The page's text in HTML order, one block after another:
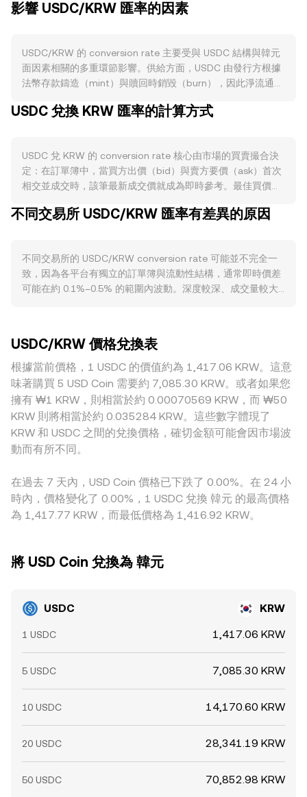
影響 USDC/KRW 匯率的因素
USDC/KRW 的 conversion rate 主要受與 USDC 結構與韓元
面因素相關的多重環節影響。供給方面，USDC 由發行方根據
法幣存款鑄造（mint）與贖回時銷毀（burn），因此淨流通量
制，但在鏈上被鎖定於借貸池、流動性池或支付應用時，流通
使用強度；在風險偏好上升、現貨與合約保證金需求增加時，
USDC 作為結算與避險單位的使用可能擴大，推動 USDC 的買
需抬升其相對 KRW 的定價。同時，整體加密市場與比特幣走
時，USDC 的交易與保證金需求常同步放大；在宏觀層面，美
USDC/KRW。監管事件方面，與 USDC 儲備披露、托管銀行
變動、發行合規框架、以及韓國境內法幣入出金與穩定幣使用
規範相關的政策更新，均可能對鑄造與贖回流速、場內溢折價
BTC、ETH）期權到期時的資金再配置，可能引發 USDC 的集
中申購或贖回；而鏈上與場外的巨額錢包（whales）進行大規
模鑄造或贖回，會在短時間內對 USDC/KRW 的報價產生可觀
的供需衝擊。
USDC 兌換 KRW 匯率的計算方式
USDC 兌 KRW 的 conversion rate 核心由市場的買賣撮合決
定：在訂單簿中，當買方出價（bid）與賣方要價（ask）首次
相交並成交時，該筆最新成交價就成為即時參考。最佳買價與
price）常作為瞬時參考水準。若觀察多個平台，聚合商會計算
換算上，若 conversion rate 為 R，則 KRW Value = USDC
Amount × R，而 USDC Amount = KRW Value / R。除了中心
化訂單簿之外，USDC 在去中心化交易所也有顯著流動性，這
price = y/x；當有人以 USDC 兌出 KRW 對應資產（或與之掛
鉤的標的）時，池子儲備比發生變化，從而推動價格滑動。綜
合而言，單一平台由最後成交與訂單簿深度決定即時價格，跨
平台則由 VWAP 這類指標提供更廣泛的參考，最終反映到
USDC/KRW 的 conversion rate。
不同交易所 USDC/KRW 匯率有差異的原因
不同交易所的 USDC/KRW conversion rate 可能並不完全一
致，因為各平台有獨立的訂單簿與流動性結構，通常即時價差
可能在約 0.1%–0.5% 的範圍內波動。深度較深、成交量較大
或是特定時段韓國市場的需求偏強，可能使得以 KRW 計價的
USDC 產生地區性差異。此外，許多平台的報價鏈路會經由
USDT，例如以 USDC/USDT 與 USDT/KRW 的組合間接形成
USDC/KRW 報價，當 USDT 相對美元或 KRW 出現小幅溢折
價時，會傳導到最終的 USDC/KRW 價格。雖然跨所套利參與
者會在價差擴大時買低賣高以縮小差距，但受限於提幣與入金
時間、手續費、合規流程與風險控制，套利無法即刻消除全部
差異，因此不同交易所之間仍可能維持短暫而可觀的價差。
USDC/KRW 價格兌換表
根據當前價格，1 USDC 的價值約為 1,417.06 KRW。這意
味著購買 5 USD Coin 需要約 7,085.30 KRW。或者如果您
擁有 ₩1 KRW，則相當於約 0.00070569 KRW，而 ₩50
KRW 則將相當於約 0.035284 KRW。這些數字體現了
KRW 和 USDC 之間的兌換價格，確切金額可能會因市場波
動而有所不同。
在過去 7 天內，USD Coin 價格已下跌了 0.00%。在 24 小
時內，價格變化了 0.00%，1 USDC 兌換 韓元 的最高價格
為 1,417.77 KRW，而最低價格為 1,416.92 KRW。
將 USD Coin 兌換為 韓元
USDC KRW
1 USDC 1,417.06 KRW
5 USDC 7,085.30 KRW
10 USDC 14,170.60 KRW
20 USDC 28,341.19 KRW
50 USDC 70,852.98 KRW